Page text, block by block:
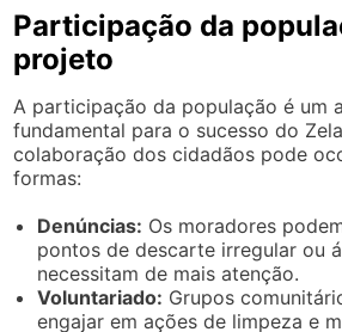
Participação da
projeto
A participação da população é um
fundamental para o sucesso do
colaboração dos cidadãos pode
formas:
Denúncias: Os moradores
pontos de descarte irregular ou
necessitam de mais atenção.
Voluntariado: Grupos
engajar em ações de limpeza e